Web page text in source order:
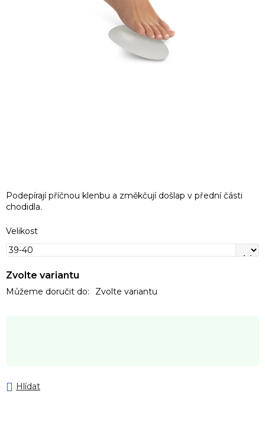
Podepírají příčnou klenbu a změkčují došlap v přední části
chodidla.
Velikost
Zvolte variantu
Můžeme doručit do: Zvolte variantu
Hlídat